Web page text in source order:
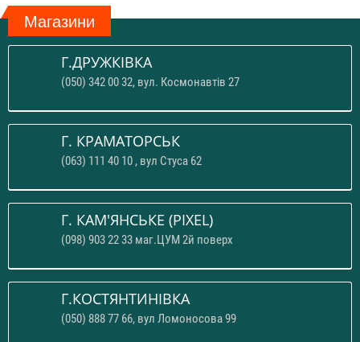
Магазини
Г.ДРУЖКІВКА
(050) 342 00 32, вул. Космонавтів 27
Г. КРАМАТОРСЬК
(063) 111 40 10 , вул Стуса 62
Г. КАМ'ЯНСЬКЕ (PIXEL)
(098) 903 22 33 маг.ЦУМ 2й поверх
Г.КОСТЯНТИНІВКА
(050) 888 77 66, вул Ломоносова 99